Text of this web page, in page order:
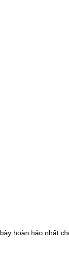
hoàn hảo nhất